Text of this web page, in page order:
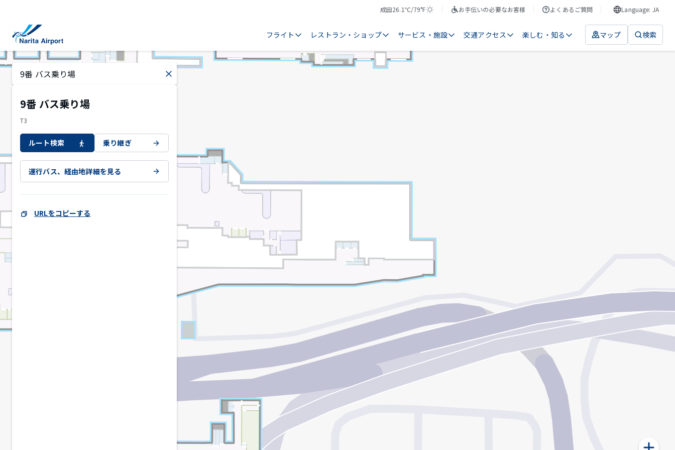
成田
気
26.1℃/79°F
天
お手伝いの必要なお客様 よくあるご質問 Language: JA
フライト レストラン・ショップ サービス・施設 交通アクセス 楽しむ・知る マップ 検索
9番 バス乗り場
T3
ルート検索 乗り継ぎ
運行バス、経由地詳細を見る
URLをコピーする